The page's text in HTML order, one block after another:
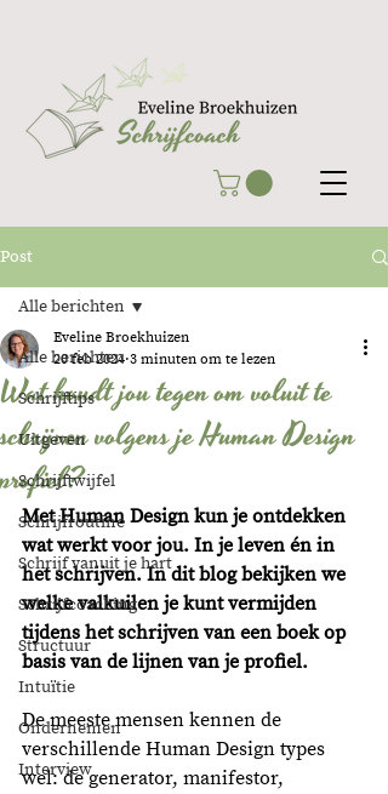
Post
Alle berichten
Schrijftips
Uitgeven
Schrijftwijfel
Schrijfroutine
Schrijf vanuit je hart
Schrijfcoaching
Structuur
Intuïtie
Ondernemen
Interview
Alle berichten
Wat houdt jou tegen om voluit te
schrijven volgens je Human Design
profiel?
Eveline Broekhuizen
20 feb 2024 3 minuten om te lezen
Met Human Design kun je ontdekken
wat werkt voor jou. In je leven én in
het schrijven. In dit blog bekijken we
welke valkuilen je kunt vermijden
tijdens het schrijven van een boek op
basis van de lijnen van je profiel.
De meeste mensen kennen de
verschillende Human Design types
wel: de generator, manifestor,